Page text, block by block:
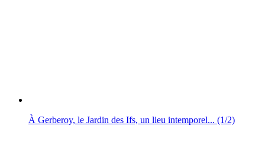
À Gerberoy, le Jardin des Ifs, un lieu intemporel... (1/2)